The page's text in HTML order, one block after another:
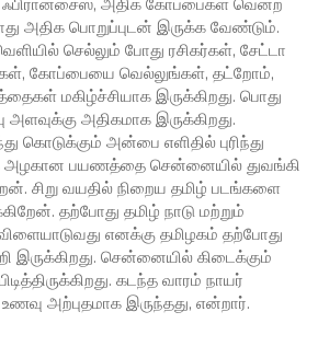
ஃபிரான்சைஸ், அதிக கோப்பைகள் வென்ற
அதிக பொறுப்புடன் இருக்க வேண்டும்.
செல்லும் போது ரசிகர்கள், சேட்டா
கோப்பையை வெல்லுங்கள், தட்றோம்,
மகிழ்ச்சியாக இருக்கிறது. பொது
அதிகமாக இருக்கிறது.
கொடுக்கும் அன்பை எளிதில் புரிந்து
அழகான பயணத்தை சென்னையில் துவங்கி
சிறு வயதில் நிறைய தமிழ் படங்களை
தற்போது தமிழ் நாடு மற்றும்
எனக்கு தமிழகம் தற்போது
இருக்கிறது. சென்னையில் கிடைக்கும்
கடந்த வாரம் நாயர்
அற்புதமாக இருந்தது, என்றார்.